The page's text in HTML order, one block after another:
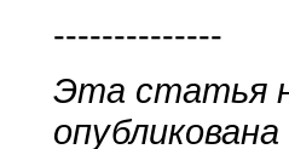
--------------
Эта статья